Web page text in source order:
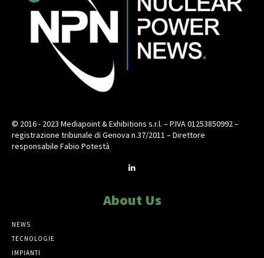
© 2016 - 2023 Mediapoint & Exhibitions s.r.l. – P.IVA 01253850992 –
registrazione tribunale di Genova n.37/2011 – Direttore
responsabile Fabio Potestà
About Us
NEWS
TECNOLOGIE
IMPIANTI